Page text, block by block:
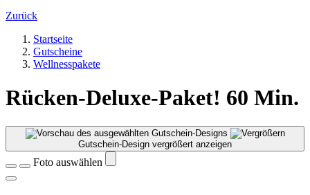
Zurück
Startseite
Gutscheine
Wellnesspakete
Rücken-Deluxe-Paket! 60 Min.
Gutschein-Design vergrößert anzeigen
Foto auswählen